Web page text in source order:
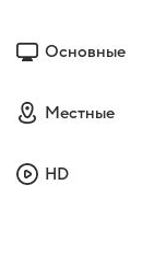
Основные
Местные
HD